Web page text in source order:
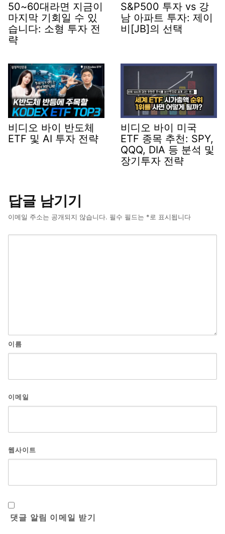
50~60대라면 지금이
마지막 기회일 수 있
습니다: 소형 투자 전
략
S&P500 투자 vs 강
남 아파트 투자: 제이
비[JB]의 선택
비디오 바이 반도체
ETF 및 AI 투자 전략
비디오 바이 미국
ETF 종목 추천: SPY,
QQQ, DIA 등 분석 및
장기투자 전략
답글 남기기
이메일 주소는 공개되지 않습니다. 필수 필드는 *로 표시됩니다
이름
이메일
웹사이트
댓글 알림 이메일 받기